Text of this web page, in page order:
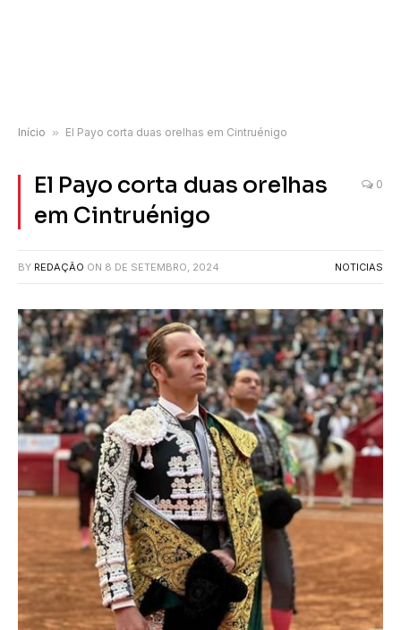
Início » El Payo corta duas orelhas em Cintruénigo
El Payo corta duas orelhas
em Cintruénigo
0
BY REDAÇÃO ON 8 DE SETEMBRO, 2024 NOTICIAS